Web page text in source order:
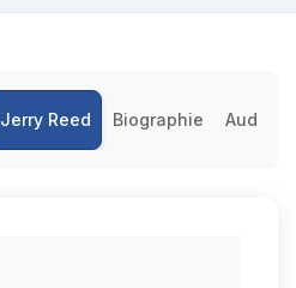
Jerry Reed Biographie